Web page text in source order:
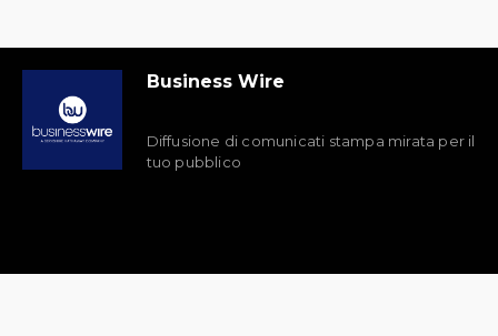
Business Wire
Diffusione di comunicati stampa mirata per il
tuo pubblico